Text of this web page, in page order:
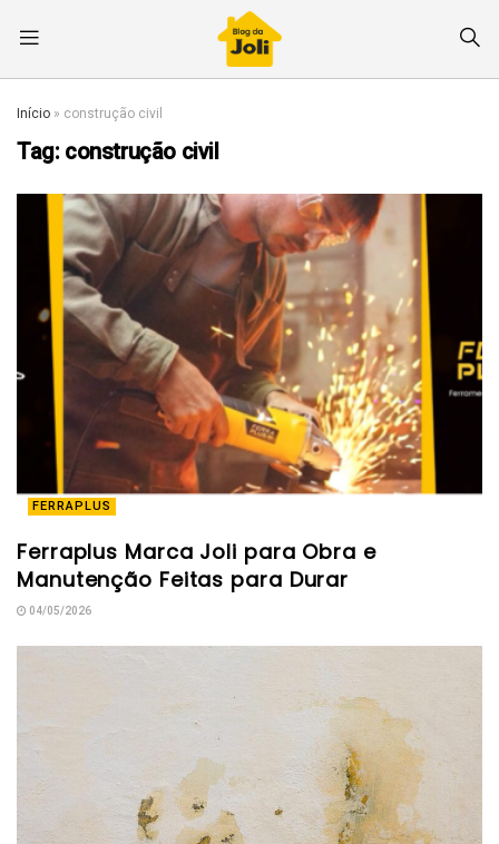
Início » construção civil
Tag: construção civil
FERRAPLUS
Ferraplus Marca Joli para Obra e
Manutenção Feitas para Durar
04/05/2026